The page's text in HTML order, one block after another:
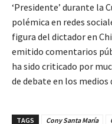
‘Presidente’ durante la
polémica en redes
figura del dictador en
emitido comentarios
ha sido criticado por
de debate en los medios
TAGS Cony Santa María